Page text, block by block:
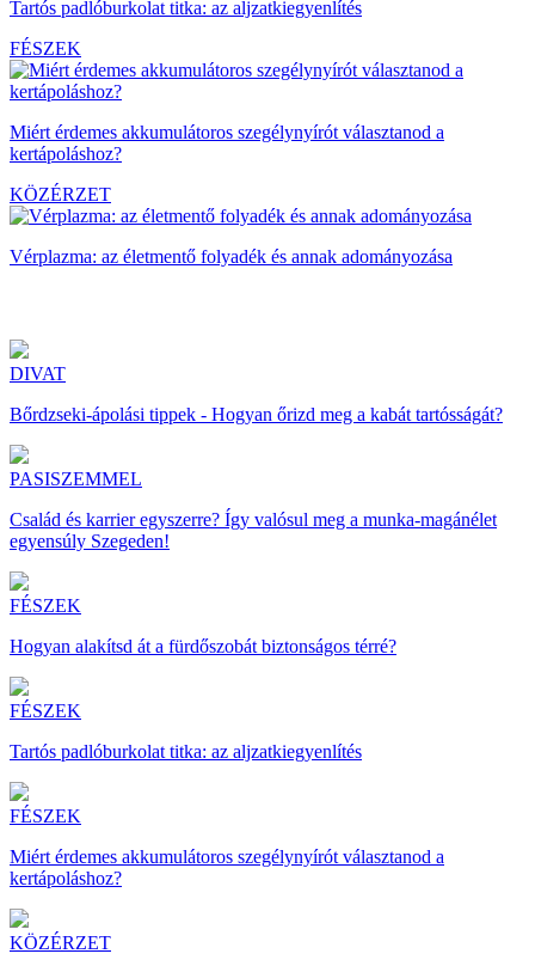
Tartós padlóburkolat titka: az aljzatkiegyenlítés
FÉSZEK
Miért érdemes akkumulátoros szegélynyírót választanod a
kertápoláshoz?
KÖZÉRZET
Vérplazma: az életmentő folyadék és annak adományozása
DIVAT
Bőrdzseki-ápolási tippek - Hogyan őrizd meg a kabát tartósságát?
PASISZEMMEL
Család és karrier egyszerre? Így valósul meg a munka-magánélet
egyensúly Szegeden!
FÉSZEK
Hogyan alakítsd át a fürdőszobát biztonságos térré?
FÉSZEK
Tartós padlóburkolat titka: az aljzatkiegyenlítés
FÉSZEK
Miért érdemes akkumulátoros szegélynyírót választanod a
kertápoláshoz?
KÖZÉRZET